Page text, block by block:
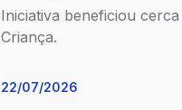
Iniciativa beneficiou
Criança.
22/07/2026